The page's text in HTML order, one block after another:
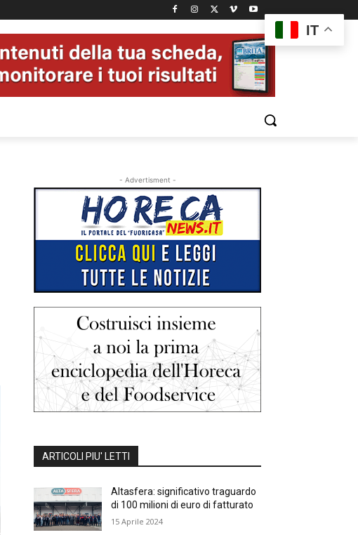
- Advertisment -
ARTICOLI PIU' LETTI
Altasfera: significativo traguardo
di 100 milioni di euro di fatturato
15 Aprile 2024
IT